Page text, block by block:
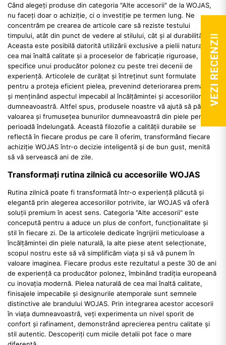
Când alegeți produse din categoria "Alte accesorii" de la WOJAS,
nu faceți doar o achiziție, ci o investiție pe termen lung. Ne
concentrăm pe crearea de articole care să reziste testului
timpului, atât din punct de vedere al stilului, cât și al durabilității.
Aceasta este posibilă datorită utilizării exclusive a pielii naturale de
cea mai înaltă calitate și a proceselor de fabricație riguroase,
specifice unui producător polonez cu peste trei decenii de
experiență. Articolele de curățat și întreținut sunt formulate
pentru a proteja eficient pielea, prevenind deteriorarea prematură
și menținând aspectul impecabil al încălțămintei și accesoriilor
dumneavoastră. Altfel spus, produsele noastre vă ajută să păstrați
valoarea și frumusețea bunurilor dumneavoastră din piele pentru o
perioadă îndelungată. Această filozofie a calității durabile se
reflectă în fiecare produs pe care îl oferim, transformând fiecare
achiziție WOJAS într-o decizie inteligentă și de bun gust, menită
să vă servească ani de zile.
Transformați rutina zilnică cu accesoriile WOJAS
Rutina zilnică poate fi transformată într-o experiență plăcută și
elegantă prin alegerea accesoriilor potrivite, iar WOJAS vă oferă
soluții premium în acest sens. Categoria "Alte accesorii" este
concepută pentru a aduce un plus de confort, funcționalitate și
stil în fiecare zi. De la articolele dedicate îngrijirii meticuloase a
încălțămintei din piele naturală, la alte piese atent selecționate,
scopul nostru este să vă simplificăm viața și să vă punem în
valoare imaginea. Fiecare produs este rezultatul a peste 30 de ani
de experiență ca producător polonez, îmbinând tradiția europeană
cu inovația modernă. Pielea naturală de cea mai înaltă calitate,
finisajele impecabile și designurile atemporale sunt semnele
distinctive ale brandului WOJAS. Prin integrarea acestor accesorii
în viața dumneavoastră, veți experimenta un nivel sporit de
confort și rafinament, demonstrând aprecierea pentru calitate și
stil autentic. Descoperiți cum micile detalii pot face o mare
VEZI RECENZII